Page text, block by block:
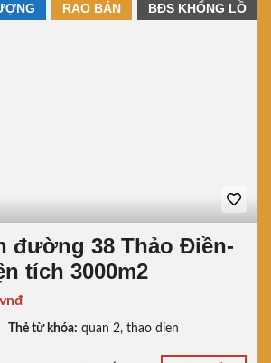
BĐS KHỔNG LỒ
RAO BÁN
đường 38 Thảo Điền-
tích 3000m2
Thẻ từ khóa: quan 2, thao dien